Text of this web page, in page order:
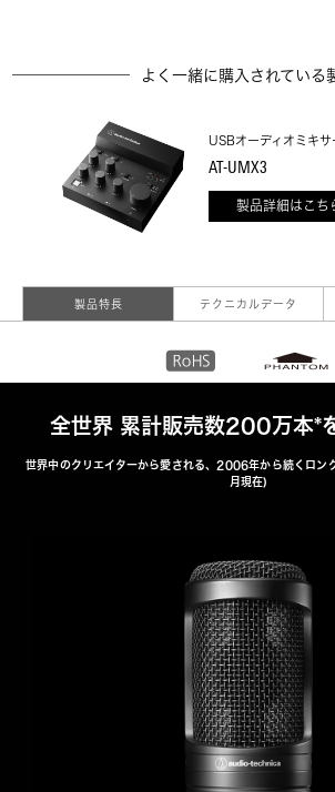
よく一緒に購入されている
USBオーディオミキサ
AT-UMX3
製品詳細はこち
製品特長 テクニカルデータ
全世界 累計販売数200万本*
世界中のクリエイターから愛される、2006年から続くロ
月現在)